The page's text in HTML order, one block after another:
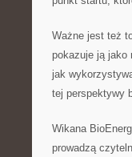
Ważne jest też
pokazuje ją jako
jak
tej perspektywy
Wikana
prowadzą